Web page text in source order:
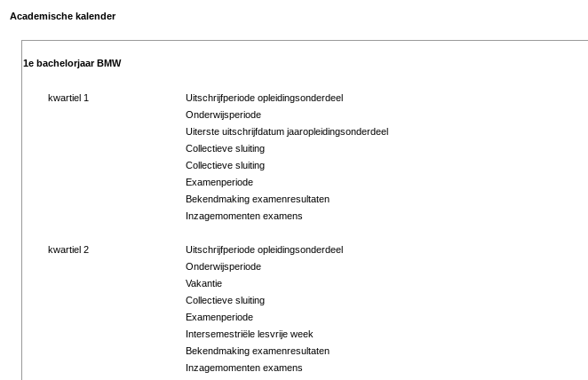
Academische kalender
1e bachelorjaar BMW
kwartiel 1 Uitschrijfperiode opleidingsonderdeel
Onderwijsperiode
Uiterste uitschrijfdatum jaaropleidingsonderdeel
Collectieve sluiting
Collectieve sluiting
Examenperiode
Bekendmaking examenresultaten
Inzagemomenten examens
kwartiel 2 Uitschrijfperiode opleidingsonderdeel
Onderwijsperiode
Vakantie
Collectieve sluiting
Examenperiode
Intersemestriële lesvrije week
Bekendmaking examenresultaten
Inzagemomenten examens